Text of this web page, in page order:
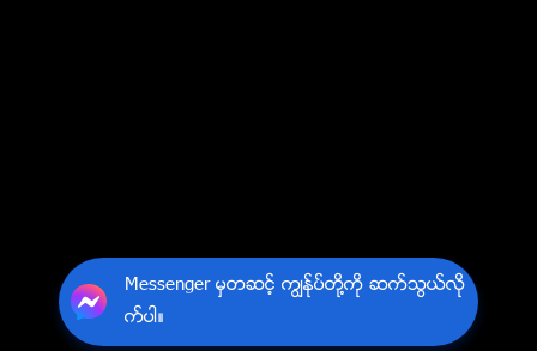
Messenger မွတဆင့္ ကြၽန္ုပ္တို႔ကို ဆက္သြယ္လို
က္ပါ။